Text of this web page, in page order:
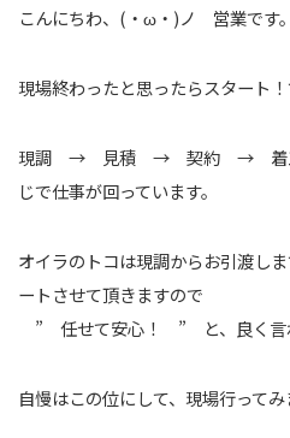
こんにちわ、(・ω・)ノ 営業です。
現場終わったと思ったらスタート！
現調 → 見積 → 契約 → 着工
じで仕事が回っています。
オイラのトコは現調からお引渡し
ートさせて頂きますので
” 任せて安心！ ” と、良く言わ
自慢はこの位にして、現場行ってみ